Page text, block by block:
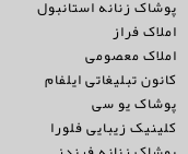
پوشاک زنانه استانبول
املاک فراز
املاک معصومی
کانون تبلیغاتی ایلفام
پوشاک یو سی
کلینیک زیبایی فلورا